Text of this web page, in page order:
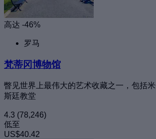
高达 -46%
罗马
梵蒂冈博物馆
瞥见世界上最伟大的艺术收藏之一，包括
斯廷教堂
4.3 (78,246)
低至
US$40.42